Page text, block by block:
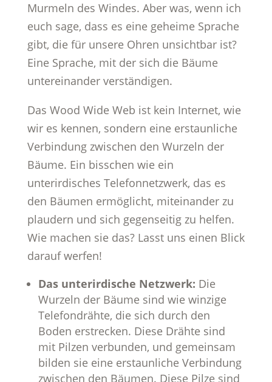
Murmeln des Windes. Aber was, wenn ich
euch sage, dass es eine geheime Sprache
gibt, die für unsere Ohren unsichtbar ist?
Eine Sprache, mit der sich die Bäume
untereinander verständigen.
Das Wood Wide Web ist kein Internet, wie
wir es kennen, sondern eine erstaunliche
Verbindung zwischen den Wurzeln der
Bäume. Ein bisschen wie ein
unterirdisches Telefonnetzwerk, das es
den Bäumen ermöglicht, miteinander zu
plaudern und sich gegenseitig zu helfen.
Wie machen sie das? Lasst uns einen Blick
darauf werfen!
Das unterirdische Netzwerk: Die
Wurzeln der Bäume sind wie winzige
Telefondrähte, die sich durch den
Boden erstrecken. Diese Drähte sind
mit Pilzen verbunden, und gemeinsam
bilden sie eine erstaunliche Verbindung
zwischen den Bäumen. Diese Pilze sind